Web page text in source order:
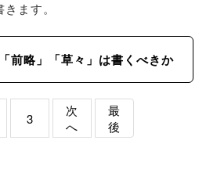
ます。
前略」「草々」は書くべきか
3
次
へ
最
後